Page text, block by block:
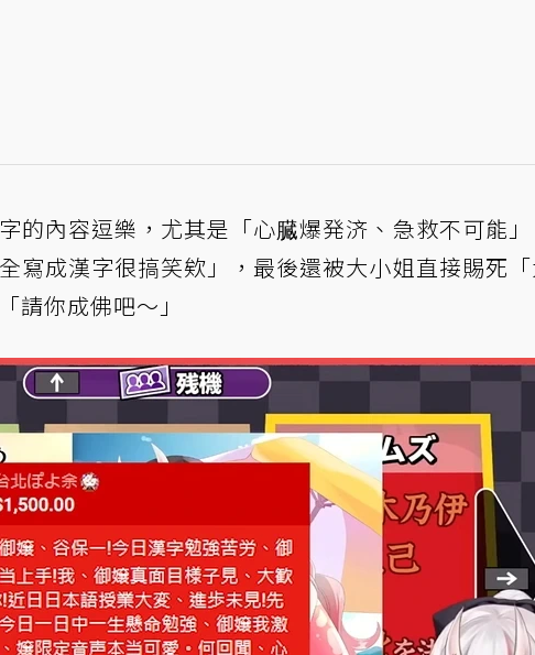
的內容逗樂，尤其是「心臓爆発济、急救不可能
寫成漢字很搞笑欸」，最後還被大小姐直接賜死
請你成佛吧～」